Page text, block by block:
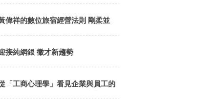
偉祥的數位旅宿經營法則 剛柔並
計」與內外兼「據」
接純網銀 徵才新趨勢
「工商心理學」看見企業與員工的
係 共創雙贏